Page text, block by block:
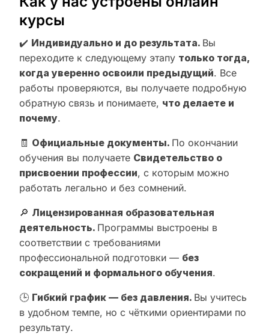
курсы
✔️ Индивидуально и до результата. Вы
переходите к следующему этапу только тогда,
когда уверенно освоили предыдущий. Все
работы проверяются, вы получаете подробную
обратную связь и понимаете, что делаете и
почему.
🧾 Официальные документы. По окончании
обучения вы получаете Свидетельство о
присвоении профессии, с которым можно
работать легально и без сомнений.
🔎 Лицензированная образовательная
деятельность. Программы выстроены в
соответствии с требованиями
профессиональной подготовки — без
сокращений и формального обучения.
🕒 Гибкий график — без давления. Вы учитесь
в удобном темпе, но с чёткими ориентирами по
результату.